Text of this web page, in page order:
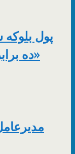
پول
«ده